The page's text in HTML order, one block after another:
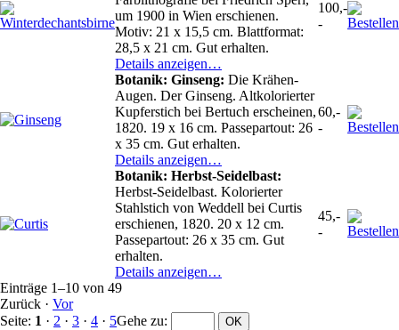
um 1900 in Wien erschienen.
Motiv: 21 x 15,5 cm. Blattformat:
28,5 x 21 cm. Gut erhalten.
Details anzeigen…
100,-
-
Botanik: Ginseng: Die Krähen-
Augen. Der Ginseng. Altkolorierter
Kupferstich bei Bertuch erscheinen,
1820. 19 x 16 cm. Passepartout: 26
x 35 cm. Gut erhalten.
Details anzeigen…
60,-
-
Botanik: Herbst-Seidelbast:
Herbst-Seidelbast. Kolorierter
Stahlstich von Weddell bei Curtis
erschienen, 1820. 20 x 12 cm.
Passepartout: 26 x 35 cm. Gut
erhalten.
Details anzeigen…
45,-
-
Einträge 1–10 von 49
Zurück · Vor
Seite: 1 · 2 · 3 · 4 · 5Gehe zu: